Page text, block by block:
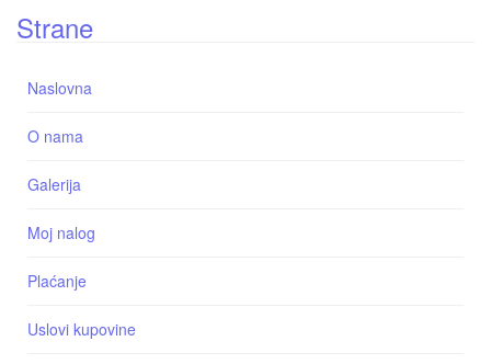
Strane
Naslovna
O nama
Galerija
Moj nalog
Plaćanje
Uslovi kupovine